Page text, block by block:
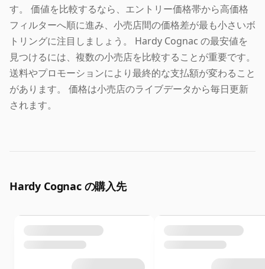
す。 価値を比較するなら、エントリー価格帯から高価格
フィルターへ順に進み、小売店間の価格差が最も小さいボ
トリングに注目しましょう。 Hardy Cognac の最安値を
見つけるには、複数の小売店を比較することが重要です。
送料やプロモーションにより最終的な支払額が変わること
があります。 価格は小売店のライブデータから毎日更新
されます。
Hardy Cognac の購入先